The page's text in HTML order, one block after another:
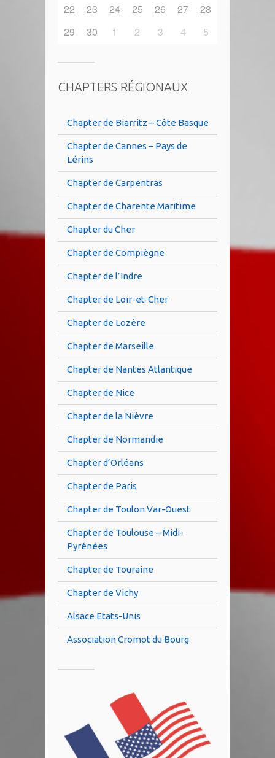
22
23 24 25 26 27
28
29
30 1 2 3 4 5
CHAPTERS RÉGIONAUX
Chapter de Biarritz – Côte Basque
Chapter de Cannes – Pays de
Lérins
Chapter de Carpentras
Chapter de Charente Maritime
Chapter du Cher
Chapter de Compiègne
Chapter de l’Indre
Chapter de Loir-et-Cher
Chapter de Lozère
Chapter de Marseille
Chapter de Nantes Atlantique
Chapter de Nice
Chapter de la Nièvre
Chapter de Normandie
Chapter d’Orléans
Chapter de Paris
Chapter de Toulon Var-Ouest
Chapter de Toulouse – Midi-
Pyrénées
Chapter de Touraine
Chapter de Vichy
Alsace Etats-Unis
Association Cromot du Bourg